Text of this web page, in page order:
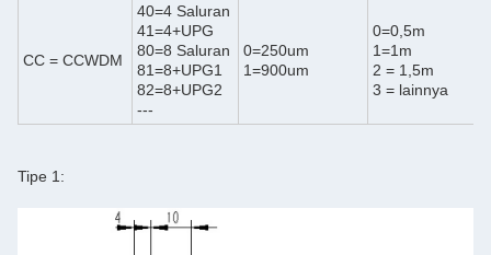
CC = CCWDM
40=4 Saluran
41=4+UPG
80=8 Saluran
81=8+UPG1
82=8+UPG2
---
0=250um
1=900um
0=0,5m
1=1m
2 = 1,5m
3 = lainnya
Tipe 1: